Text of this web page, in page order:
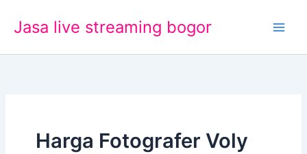
Jasa live streaming bogor
Harga Fotografer Voly